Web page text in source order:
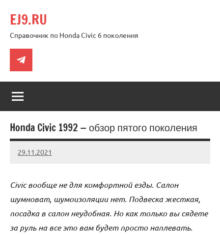
содержимому
EJ9.RU
Справочник по Honda Civic 6 поколения
Telegram
Honda Civic 1992 — обзор пятого поколения
29.11.2021
Crew
Нет
Civic вообще не для комфортной езды. Салон
шумноват, шумоизоляции нет. Подвеска жесткая,
посадка в салон неудобная. Но как только вы сядете
за руль на все это вам будет просто наплевать.